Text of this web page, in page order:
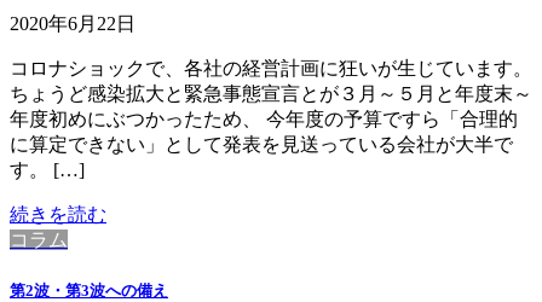
2020年6月22日
コロナショックで、各社の経営計画に狂いが生じています。
ちょうど感染拡大と緊急事態宣言とが３月～５月と年度末～
年度初めにぶつかったため、 今年度の予算ですら「合理的
に算定できない」として発表を見送っている会社が大半で
す。 […]
続きを読む
コラム
第2波・第3波への備え